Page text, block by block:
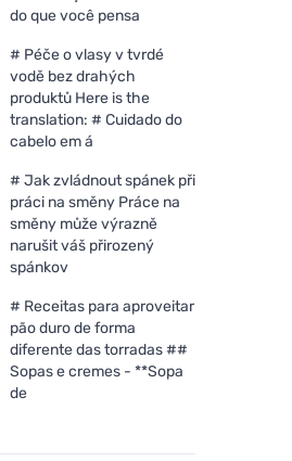
Bombus Raw
butter 50g
do que você pensa
# Péče o vlasy v tvrdé
vodě bez drahých
produktů Here is the
translation: # Cuidado do
cabelo em á
# Jak zvládnout spánek při
práci na směny Práce na
směny může výrazně
narušit váš přirozený
spánkov
# Receitas para aproveitar
pão duro de forma
diferente das torradas ##
Sopas e cremes - **Sopa
de